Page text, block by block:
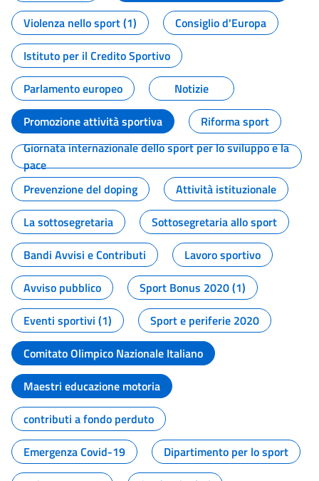
Violenza nello sport (1)
Consiglio d'Europa
Istituto per il Credito Sportivo
Parlamento europeo
Notizie
Promozione attività sportiva
Riforma sport
Giornata internazionale dello sport per lo sviluppo e la
pace
Prevenzione del doping
Attività istituzionale
La sottosegretaria
Sottosegretaria allo sport
Bandi Avvisi e Contributi
Lavoro sportivo
Avviso pubblico
Sport Bonus 2020 (1)
Eventi sportivi (1)
Sport e periferie 2020
Comitato Olimpico Nazionale Italiano
Maestri educazione motoria
contributi a fondo perduto
Emergenza Covid-19
Dipartimento per lo sport